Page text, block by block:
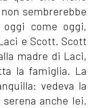
sembrerebbe
come oggi,
e Scott. Scott
madre di Laci,
la famiglia. La
vedeva la
anche lei.